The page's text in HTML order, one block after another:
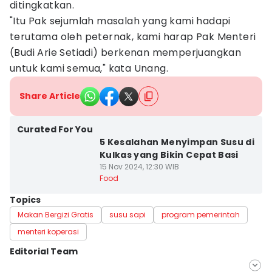
ditingkatkan.
"Itu Pak sejumlah masalah yang kami hadapi
terutama oleh peternak, kami harap Pak Menteri
(Budi Arie Setiadi) berkenan memperjuangkan
untuk kami semua," kata Unang.
Share Article
Curated For You
5 Kesalahan Menyimpan Susu di
Kulkas yang Bikin Cepat Basi
15 Nov 2024, 12:30 WIB
Food
Topics
Makan Bergizi Gratis susu sapi
program pemerintah
menteri koperasi
Editorial Team